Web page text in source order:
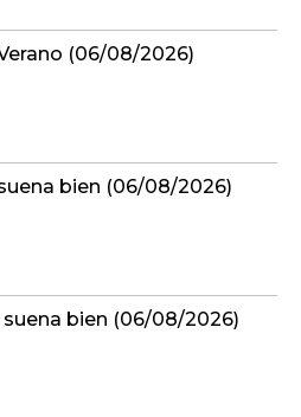
(06/08/2026)
bien (06/08/2026)
suena bien (06/08/2026)